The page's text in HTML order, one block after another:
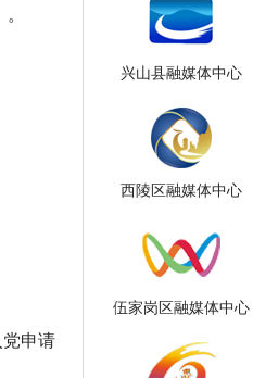
申请
兴山县融媒体中心
西陵区融媒体中心
伍家岗区融媒体中心